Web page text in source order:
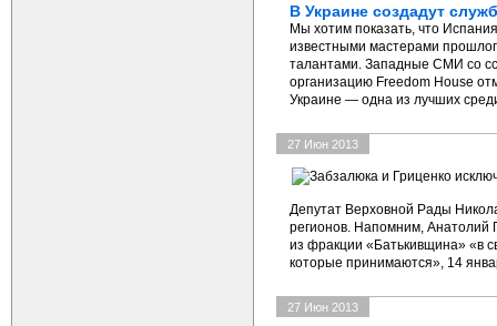
В Украине создадут
Мы хотим показать, что
известными мастерами
талантами. Западные СМИ со
организацию Freedom House
Украине — одна из лучших
27 Июн 2013
Депутат Верховной Рады
регионов. Напомним, Анатолий
из фракции «Батькивщина» «в
которые принимаются», 14
27 Июн 2013